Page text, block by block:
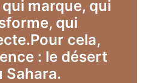
marque, qui
qui
Pour cela,
: le désert
Sahara.